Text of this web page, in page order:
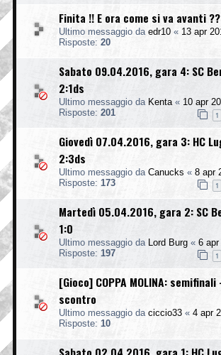
Finita !! E ora come si va avanti
Ultimo messaggio da edr10 « 13 apr
Risposte: 20
Sabato 09.04.2016, gara 4: SC
2:1ds
Ultimo messaggio da Kenta « 10 apr
Risposte: 201 1
Giovedì 07.04.2016, gara 3: HC
2:3ds
Ultimo messaggio da Canucks « 8 apr
Risposte: 173 1
Martedì 05.04.2016, gara 2: SC
1:0
Ultimo messaggio da Lord Burg « 6
Risposte: 197 1
[Gioco] COPPA MOLINA:
scontro
Ultimo messaggio da ciccio33 « 4 apr
Risposte: 10